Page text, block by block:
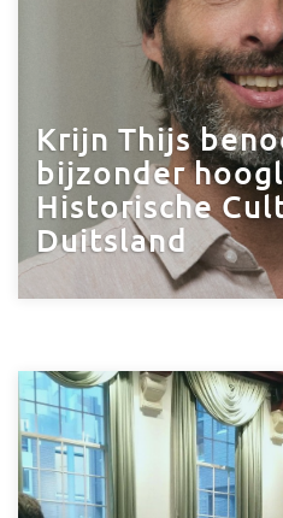
Krijn Thijs
bijzonder
Historische
Duitsland